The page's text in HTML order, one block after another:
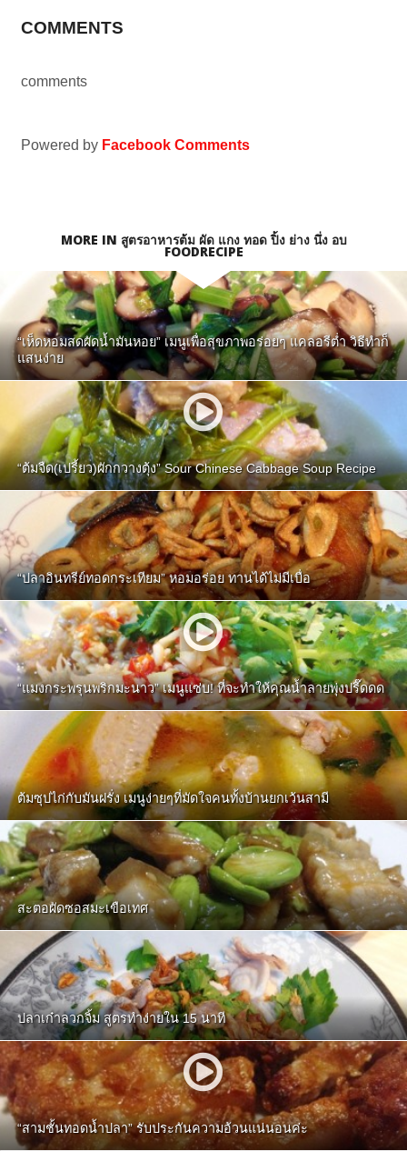
COMMENTS
comments
Powered by Facebook Comments
MORE IN สูตรอาหารต้ม ผัด แกง ทอด ปิ้ง ย่าง นึ่ง อบ
FOODRECIPE
“เห็ดหอมสดผัดน้ำมันหอย” เมนูเพื่อสุขภาพอร่อยๆ แคลอรีต่ำ วิธีทำก็
แสนง่าย
“ต้มจืด(เปรี้ยว)ผักกวางตุ้ง” Sour Chinese Cabbage Soup Recipe
“ปลาอินทรีย์ทอดกระเทียม” หอมอร่อย ทานได้ไม่มีเบื่อ
“แมงกระพรุนพริกมะนาว” เมนูแซ่บ! ที่จะทำให้คุณน้ำลายพุ่งปรี๊ดดด
ต้มซุปไก่กับมันฝรั่ง เมนูง่ายๆที่มัดใจคนทั้งบ้านยกเว้นสามี
สะตอผัดซอสมะเขือเทศ
ปลาเก๋าลวกจิ้ม สูตรทำง่ายใน 15 นาที
“สามชั้นทอดน้ำปลา” รับประกันความอ้วนแน่นอนค่ะ